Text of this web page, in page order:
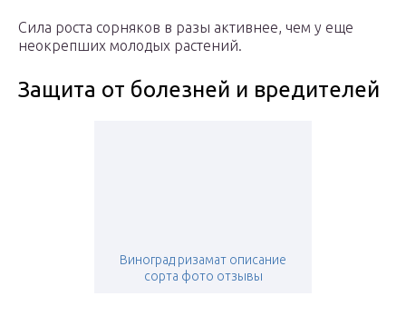
Сила роста сорняков в разы активнее, чем у еще
неокрепших молодых растений.
Защита от болезней и вредителей
Виноград ризамат описание
сорта фото отзывы